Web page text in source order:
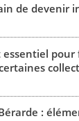
de devenir
pour
: